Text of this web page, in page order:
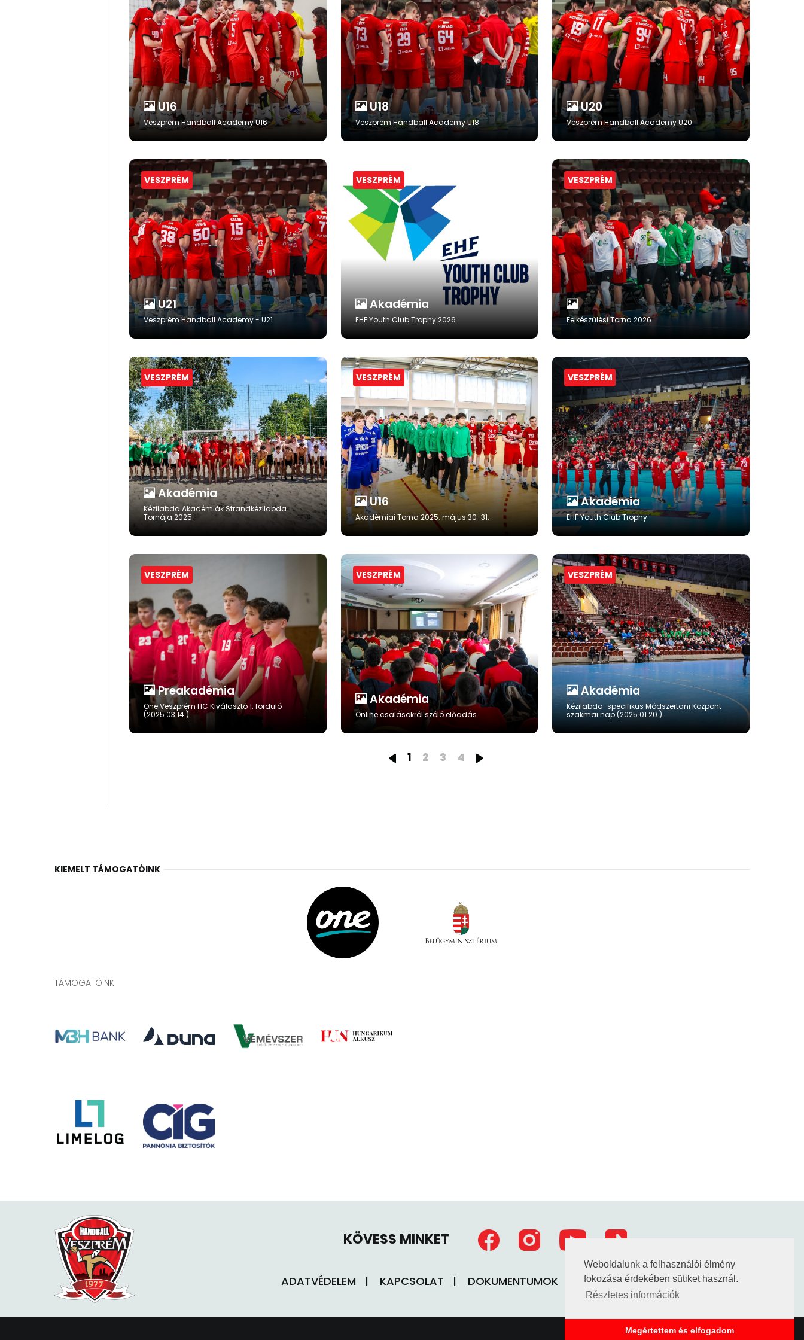
Weboldalunk a felhasználói élmény
fokozása érdekében sütiket használ.
Részletes információk
Megértettem és elfogadom
U16
Veszprém Handball Academy U16
U18
Veszprém Handball Academy U18
U20
Veszprém Handball Academy U20
VESZPRÉM
U21
Veszprém Handball Academy - U21
VESZPRÉM
Akadémia
EHF Youth Club Trophy 2026
VESZPRÉM
Felkészülési Torna 2026
VESZPRÉM
Akadémia
Kézilabda Akadémiák Strandkézilabda
Tornája 2025.
VESZPRÉM
U16
Akadémiai Torna 2025. május 30-31.
VESZPRÉM
Akadémia
EHF Youth Club Trophy
VESZPRÉM
Preakadémia
One Veszprém HC Kiválasztó 1. forduló
(2025.03.14.)
VESZPRÉM
Akadémia
Online csalásokról szóló előadás
VESZPRÉM
Akadémia
Kézilabda-specifikus Módszertani Központ
szakmai nap (2025.01.20.)
1 2 3 4
KIEMELT TÁMOGATÓINK
TÁMOGATÓINK
KÖVESS MINKET
ADATVÉDELEM KAPCSOLAT DOKUMENTUMOK TAO HATÁROZATOK